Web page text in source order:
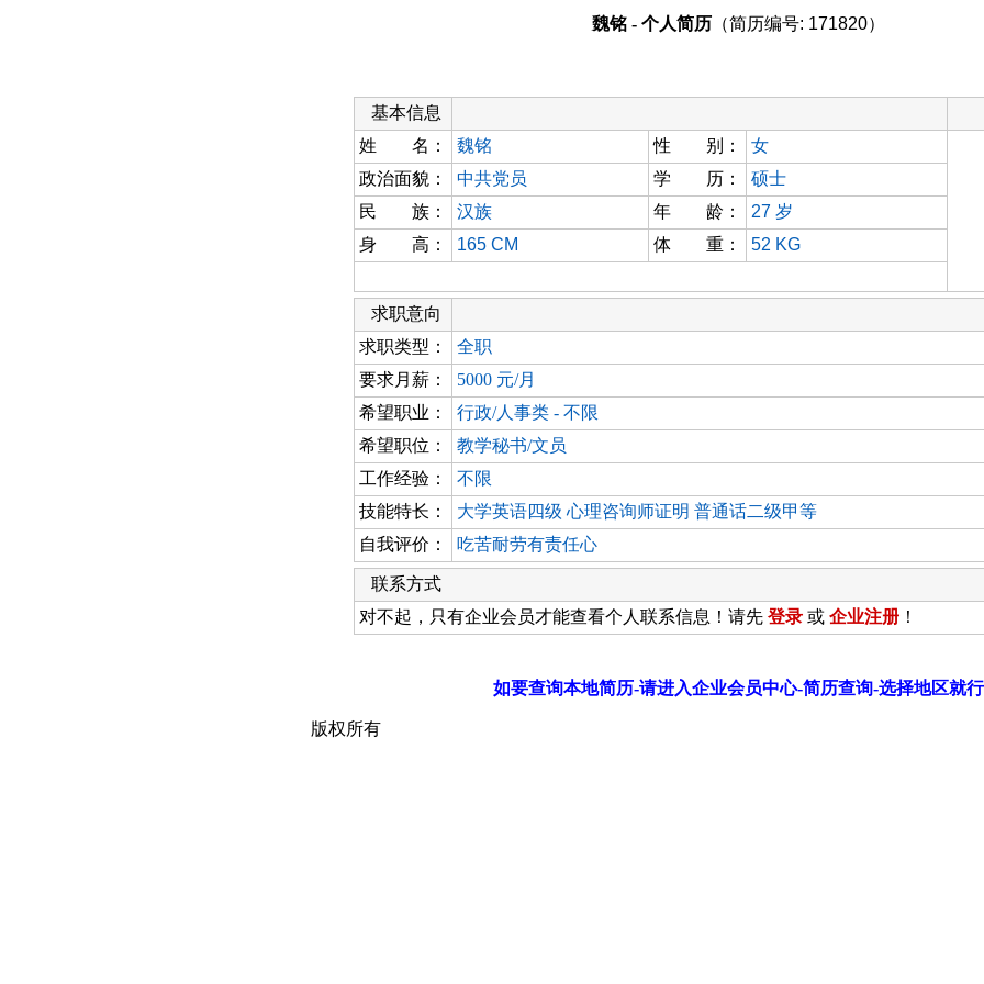
魏铭 - 个人简历（简历编号: 171820）
基本信息
姓 名：
魏铭 性 别：
女
政治面貌：
中共党员 学 历：
硕士
民 族：
汉族 年 龄： 27 岁
身 高：
165 CM 体 重： 52 KG
求职意向
求职类型：
全职
要求月薪：
5000 元/月
希望职业：
行政/人事类 - 不限
希望职位：
教学秘书/文员
工作经验：
不限
技能特长：
大学英语四级 心理咨询师证明 普通话二级甲等
自我评价：
吃苦耐劳有责任心
联系方式
对不起，只有企业会员才能查看个人联系信息！请先 登录 或 企业注册 ！
如要查询本地简历-请进入企业会员中心-简历查询-选择地区就行
版权所有